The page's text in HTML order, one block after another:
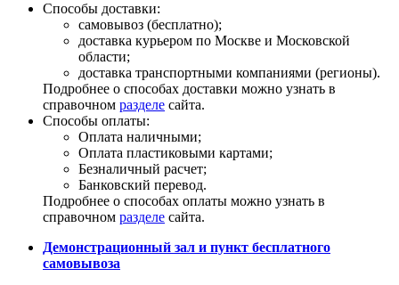
Способы доставки:
самовывоз (бесплатно);
доставка курьером по Москве и Московской
области;
доставка транспортными компаниями (регионы).
Подробнее о способах доставки можно узнать в
справочном разделе сайта.
Способы оплаты:
Оплата наличными;
Оплата пластиковыми картами;
Безналичный расчет;
Банковский перевод.
Подробнее о способах оплаты можно узнать в
справочном разделе сайта.
Демонстрационный зал и пункт бесплатного
самовывоза